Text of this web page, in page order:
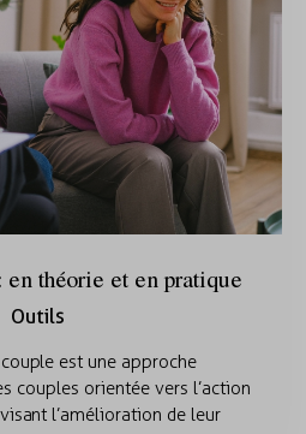
théorie et en pratique
Outils
est une approche
couples orientée vers l’action
l’amélioration de leur